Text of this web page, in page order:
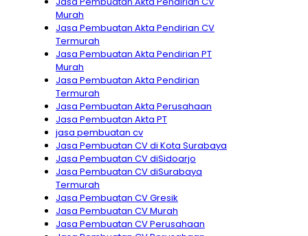
Murah
Jasa Pembuatan Akta Pendirian CV
Termurah
Jasa Pembuatan Akta Pendirian PT
Murah
Jasa Pembuatan Akta Pendirian
Termurah
Jasa Pembuatan Akta Perusahaan
Jasa Pembuatan Akta PT
jasa pembuatan cv
Jasa Pembuatan CV di Kota Surabaya
Jasa Pembuatan CV diSidoarjo
Jasa Pembuatan CV diSurabaya
Termurah
Jasa Pembuatan CV Gresik
Jasa Pembuatan CV Murah
Jasa Pembuatan CV Perusahaan